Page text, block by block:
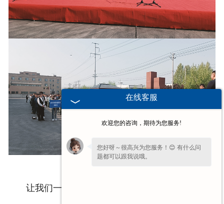
让我们一起见证焊工们的精湛技艺和卓-越表
在线客服
欢迎您的咨询，期待为您服务!
您好呀～很高兴为您服务！😊 有什么问
题都可以跟我说哦。